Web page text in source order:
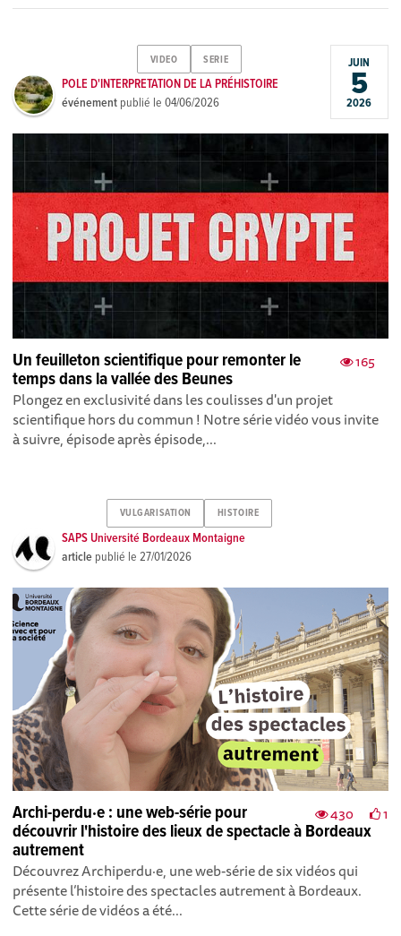
VIDEO SERIE
POLE D'INTERPRETATION DE LA PRÉHISTOIRE
événement publié le04/06/2026
JUIN
5
2026
165
Un feuilleton scientifique pour remonter le
temps dans la vallée des Beunes
Plongez en exclusivité dans les coulisses d'un projet
scientifique hors du commun ! Notre série vidéo vous invite
à suivre, épisode après épisode,...
VULGARISATION HISTOIRE
SAPS Université Bordeaux Montaigne
article publié le27/01/2026
430 1
Archi-perdu·e : une web-série pour
découvrir l'histoire des lieux de spectacle à Bordeaux
autrement
Découvrez Archiperdu·e, une web-série de six vidéos qui
présente l’histoire des spectacles autrement à Bordeaux.
Cette série de vidéos a été...